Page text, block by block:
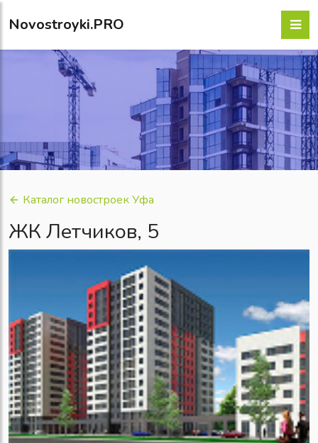
Novostroyki.PRO
Каталог новостроек Уфа
ЖК Летчиков, 5